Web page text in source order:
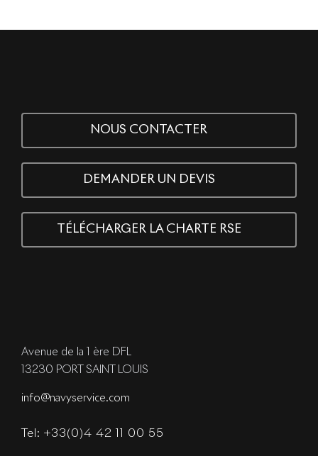
NOUS CONTACTER
DEMANDER UN DEVIS
TÉLÉCHARGER LA CHARTE RSE
Avenue de la 1 ère DFL
13230 PORT SAINT LOUIS
info@navyservice.com
Tel: +33(0)4 42 11 00 55